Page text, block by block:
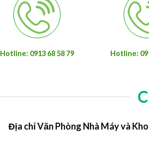
Hotline: 0913 68 58 79 Hotline:
Địa chỉ Văn Phòng Nhà Máy và Kho